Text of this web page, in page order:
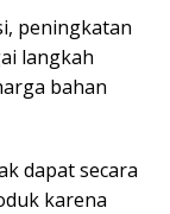
peningkatan
langkah
bahan
dapat secara
karena